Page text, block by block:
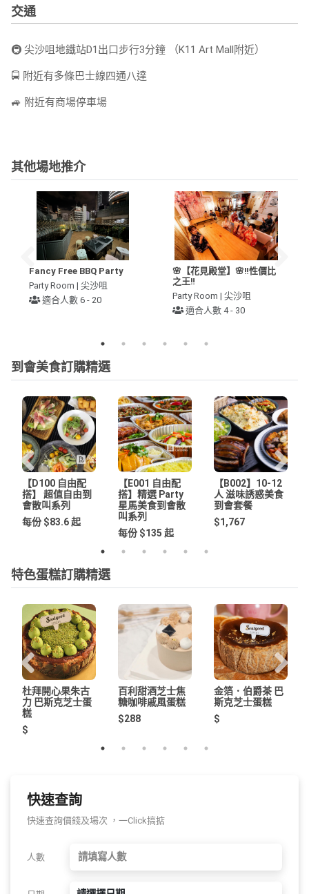
交通
🚇 尖沙咀地鐵站D1出口步行3分鐘 （K11 Art Mall附近）
🚍 附近有多條巴士線四通八達
🚙 附近有商場停車場
其他場地推介
Fancy Free BBQ Party
Party Room | 尖沙咀
適合人數 6 - 20
🌸【花見殿堂】🌸‼️性價比
之王‼️
Party Room | 尖沙咀
適合人數 4 - 30
到會美食訂購精選
【D100 自由配
搭】 超值自由到
會散叫系列
每份 $83.6 起
【E001 自由配
搭】精選 Party
星馬美食到會散
叫系列
每份 $135 起
【B002】10-12
人 滋味誘惑美食
到會套餐
$1,767
特色蛋糕訂購精選
杜拜開心果朱古
力 巴斯克芝士蛋
糕
$
百利甜酒芝士焦
糖咖啡戚風蛋糕
$288
金箔．伯爵茶 巴
斯克芝士蛋糕
$
快速查詢
快速查詢價錢及場次 ，一Click搞掂
人數